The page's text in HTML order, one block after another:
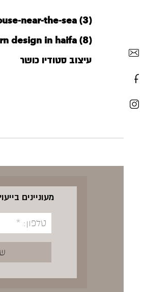
near-the-sea (3)
design in haifa (8)
עיצוב סטודיו כושר
מעוניינים